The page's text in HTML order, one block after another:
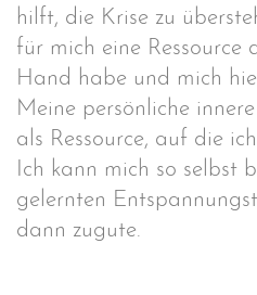
hilft, die Krise zu
für mich eine Ressource
Hand habe und mich
Meine persönliche
als Ressource, auf die
Ich kann mich so selbst
gelernten
dann zugute.